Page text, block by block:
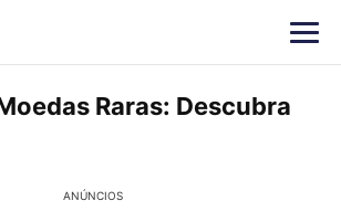
Raras: Descubra
ANÚNCIOS